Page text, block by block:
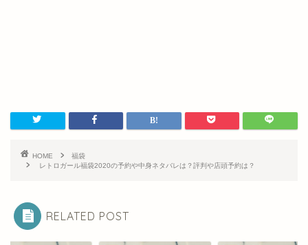
HOME
福袋
レトロガール福袋2020の予約や中身ネタバレは？評判や店頭予約は？
RELATED POST